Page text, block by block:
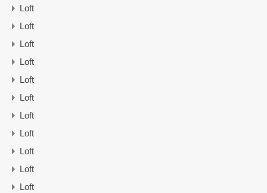
Loft
Loft
Loft
Loft
Loft
Loft
Loft
Loft
Loft
Loft
Loft